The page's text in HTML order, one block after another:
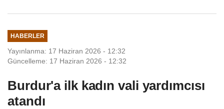
HABERLER
Yayınlanma: 17 Haziran 2026 - 12:32
Güncelleme: 17 Haziran 2026 - 12:32
Burdur'a ilk kadın vali yardımcısı
atandı